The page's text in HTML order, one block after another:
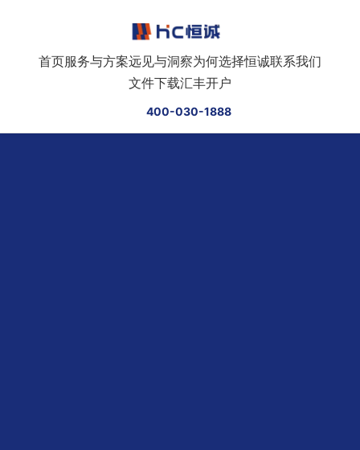
首页服务与方案远见与洞察为何选择恒诚联系我们
文件下载汇丰开户
400-030-1888